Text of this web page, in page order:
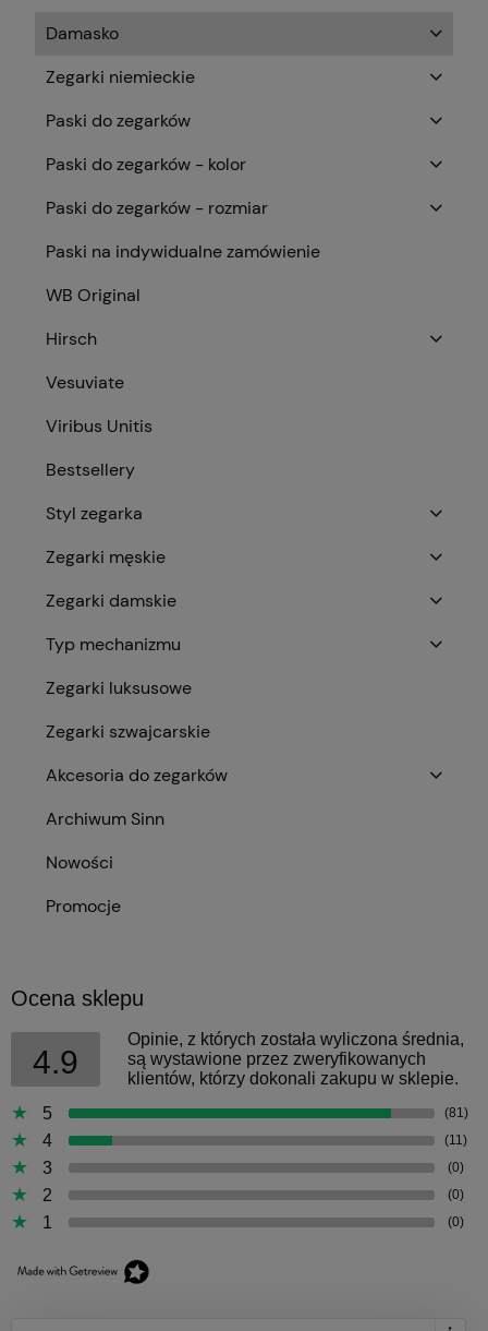
Damasko
Zegarki niemieckie
Paski do zegarków
Paski do zegarków - kolor
Paski do zegarków - rozmiar
Paski na indywidualne zamówienie
WB Original
Hirsch
Vesuviate
Viribus Unitis
Bestsellery
Styl zegarka
Zegarki męskie
Zegarki damskie
Typ mechanizmu
Zegarki luksusowe
Zegarki szwajcarskie
Akcesoria do zegarków
Archiwum Sinn
Nowości
Promocje
Ocena sklepu
4.9
Opinie, z których została wyliczona średnia,
są wystawione przez zweryfikowanych
klientów, którzy dokonali zakupu w sklepie.
5
(81)
4 (11)
3 (0)
2 (0)
1 (0)